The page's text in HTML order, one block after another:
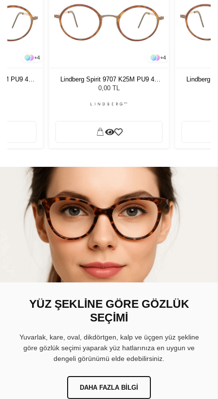
+4
PU9 48
+4
Lindberg Spirit 9707 K25M PU9 48
135
0,00 TL
Lindberg
YÜZ ŞEKLİNE GÖRE GÖZLÜK
SEÇİMİ
Yuvarlak, kare, oval, dikdörtgen, kalp ve üçgen yüz şekline
göre gözlük seçimi yaparak yüz hatlarınıza en uygun ve
dengeli görünümü elde edebilirsiniz.
DAHA FAZLA BILGI